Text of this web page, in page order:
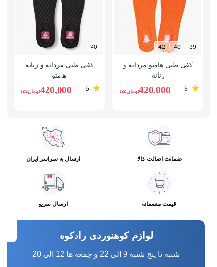
39
40
42
کفی طبی هامتو مردانه و
زنانه
5
420,000تومانءءء
40
کفی طبی مردانه و زنانه
هامتو
5
420,000تومانءءء
ضمانت اصالت کالا ارسال به سراسر ایران
قیمت منصفانه ارسال سریع
لوازم کوهنوردی رادکوه
شنبه تا پنج شنبه 9 الی 22 و جمعه ها 12 الی 20